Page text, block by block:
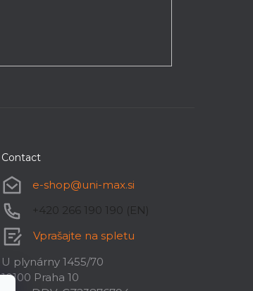
Contact
e-shop@uni-max.si
+420 266 190 190 (EN)
Vprašajte na spletu
U plynárny 1455/70
10100 Praha 10